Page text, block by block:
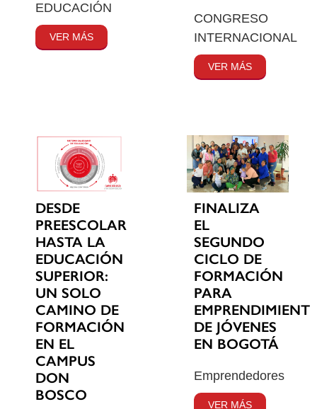
EDUCACIÓN
VER MÁS
CONGRESO
INTERNACIONAL
VER MÁS
DESDE
PREESCOLAR
HASTA LA
EDUCACIÓN
SUPERIOR:
UN SOLO
CAMINO DE
FORMACIÓN
EN EL
CAMPUS
DON
BOSCO
FINALIZA
EL
SEGUNDO
CICLO DE
FORMACIÓN
PARA
DE JÓVENES
EN BOGOTÁ
Emprendedores
VER MÁS